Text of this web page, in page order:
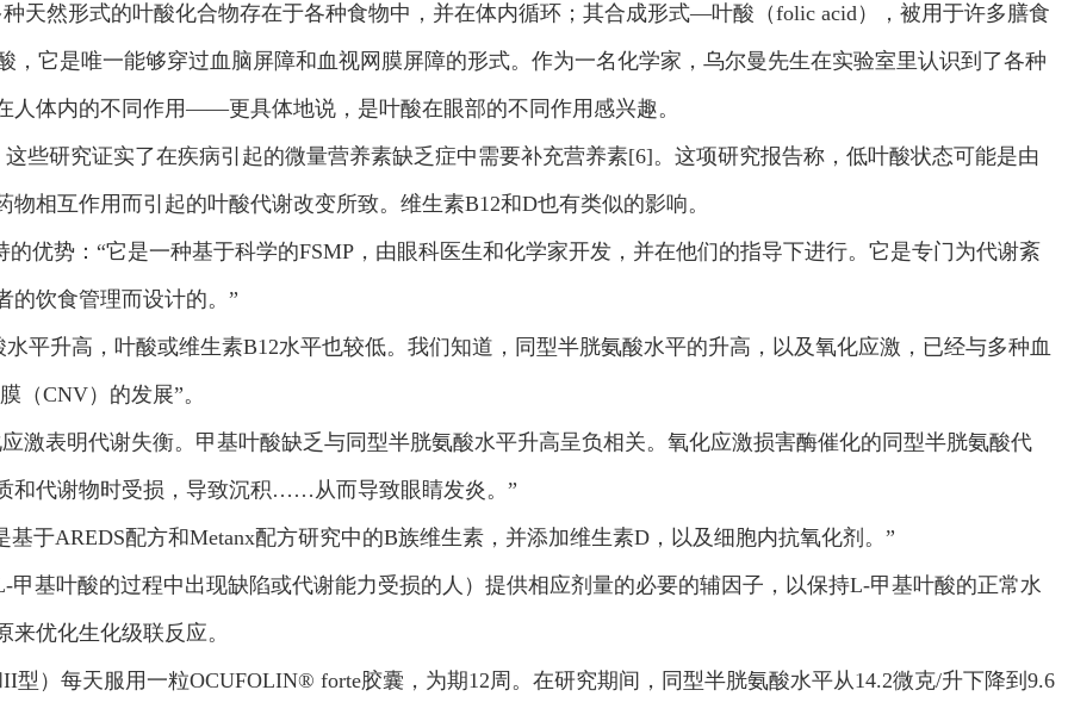
天然形式的叶酸化合物存在于各种食物中，并在体内循环；其合成形式—叶酸（folic acid），被用于许多膳食
它是唯一能够穿过血脑屏障和血视网膜屏障的形式。作为一名化学家，乌尔曼先生在实验室里认识到了各种
人体内的不同作用——更具体地说，是叶酸在眼部的不同作用感兴趣。
些研究证实了在疾病引起的微量营养素缺乏症中需要补充营养素[6]。这项研究报告称，低叶酸状态可能是由
相互作用而引起的叶酸代谢改变所致。维生素B12和D也有类似的影响。
优势：“它是一种基于科学的FSMP，由眼科医生和化学家开发，并在他们的指导下进行。它是专门为代谢紊
的饮食管理而设计的。”
平升高，叶酸或维生素B12水平也较低。我们知道，同型半胱氨酸水平的升高，以及氧化应激，已经与多种血
（CNV）的发展”。
激表明代谢失衡。甲基叶酸缺乏与同型半胱氨酸水平升高呈负相关。氧化应激损害酶催化的同型半胱氨酸代
和代谢物时受损，导致沉积……从而导致眼睛发炎。”
基于AREDS配方和Metanx配方研究中的B族维生素，并添加维生素D，以及细胞内抗氧化剂。”
基叶酸的过程中出现缺陷或代谢能力受损的人）提供相应剂量的必要的辅因子，以保持L-甲基叶酸的正常水
优化生化级联反应。
）每天服用一粒OCUFOLIN® forte胶囊，为期12周。在研究期间，同型半胱氨酸水平从14.2微克/升下降到9.6